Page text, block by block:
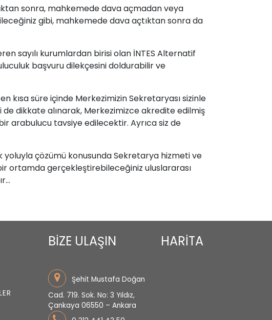
sonra, mahkemede dava açmadan veya
gibi, mahkemede dava açtıktan sonra da
sayılı kurumlardan birisi olan İNTES Alternatif
başvuru dilekçesini doldurabilir ve
kısa süre içinde Merkezimizin Sekretaryası sizinle
de dikkate alınarak, Merkezimizce akredite edilmiş
arabulucu tavsiye edilecektir. Ayrıca siz de
yoluyla çözümü konusunda Sekretarya hizmeti ve
ortamda gerçekleştirebileceğiniz uluslararası
BİZE ULAŞIN
Şehit Mustafa Doğan
Cad. 719. Sok. No: 3 Yıldız,
Çankaya 06550 – Ankara
HARİTA